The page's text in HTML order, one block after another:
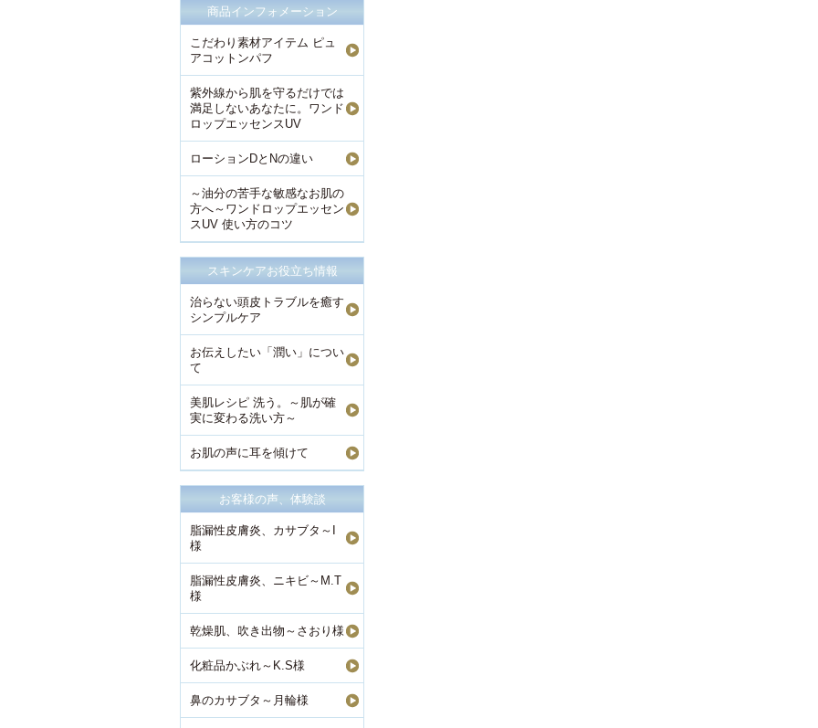
商品インフォメーション
こだわり素材アイテム ピュ
アコットンパフ
紫外線から肌を守るだけでは
満足しないあなたに。ワンド
ロップエッセンスUV
ローションDとNの違い
～油分の苦手な敏感なお肌の
方へ～ワンドロップエッセン
スUV 使い方のコツ
スキンケアお役立ち情報
治らない頭皮トラブルを癒す
シンプルケア
お伝えしたい「潤い」につい
て
美肌レシピ 洗う。～肌が確
実に変わる洗い方～
お肌の声に耳を傾けて
お客様の声、体験談
脂漏性皮膚炎、カサブタ～I
様
脂漏性皮膚炎、ニキビ～M.T
様
乾燥肌、吹き出物～さおり様
化粧品かぶれ～K.S様
鼻のカサブタ～月輪様